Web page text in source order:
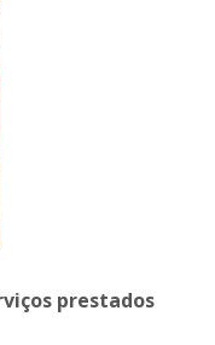
prestados